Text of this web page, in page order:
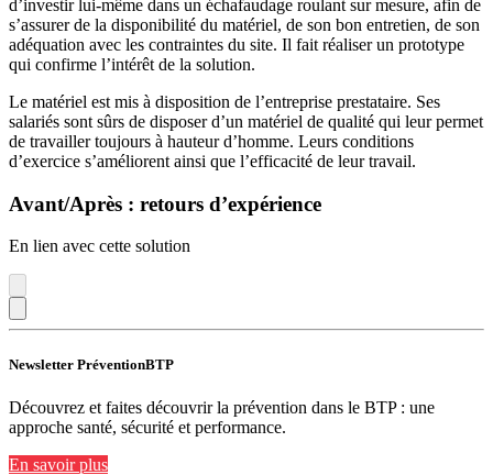
d’investir lui-même dans un échafaudage roulant sur mesure, afin de
s’assurer de la disponibilité du matériel, de son bon entretien, de son
adéquation avec les contraintes du site. Il fait réaliser un prototype
qui confirme l’intérêt de la solution.
Le matériel est mis à disposition de l’entreprise prestataire. Ses
salariés sont sûrs de disposer d’un matériel de qualité qui leur permet
de travailler toujours à hauteur d’homme. Leurs conditions
d’exercice s’améliorent ainsi que l’efficacité de leur travail.
Avant/Après : retours d’expérience
En lien avec cette solution
Newsletter PréventionBTP
Découvrez et faites découvrir la prévention dans le BTP : une
approche santé, sécurité et performance.
En savoir plus